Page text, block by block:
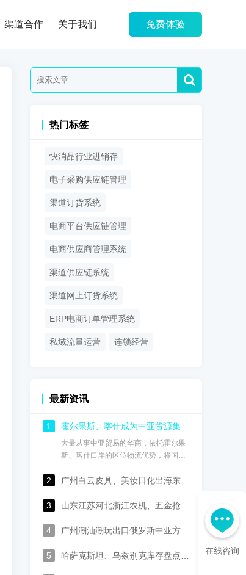
免费体验
渠道合作 关于我们
热门标签
快消品行业进销存
电子采购供应链管理
渠道订货系统
电商平台供应链管理
电商供应商管理系统
渠道供应链系统
渠道网上订货系统
ERP电商订单管理系统
私域流量运营 连锁经营
最新资讯
1 霍尔果斯、喀什成为中亚货源集散枢纽，核货宝中俄哈乌兹语供应链系统实现国内仓与海外仓数据互通
大量从事中亚贸易的华商，依托霍尔果
斯、喀什口岸的区位物流优势，将国内
已经打通，数字化能力则决定企业能走
务扩张节奏，国内仓、边境中转仓、海
同，是跨境企业降本增效的必经之路。
2 广州白云皮具、美妆日化出海东南亚：核货宝中英泰印尼中英泰印尼语供应链订货系统，实现渠道数字化管控
3 山东江苏河北浙江农机、五金抢抓中亚出口机遇，核货宝中俄哈乌兹语S2B2B供应链系统助力批发企业数字化转型
4 广州潮汕潮玩出口俄罗斯中亚方案：核货宝中俄哈语供应链批发系统赋能玩具行业数字化运营
5 哈萨克斯坦、乌兹别克库存盘点太麻烦？这套中俄哈语进销存，广州佛山可上门演示
在线咨询